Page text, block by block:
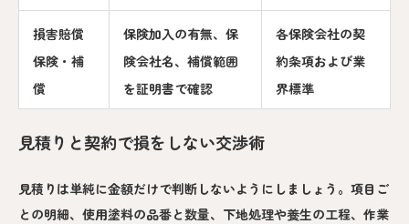
損害賠償
保険・補
償
保険加入の有無、保
険会社名、補償範囲
を証明書で確認
各保険会社の契
約条項および業
界標準
見積りと契約で損をしない交渉術
見積りは単純に金額だけで判断しないようにしましょう。項目ご
との明細、使用塗料の品番と数量、下地処理や養生の工程、作業